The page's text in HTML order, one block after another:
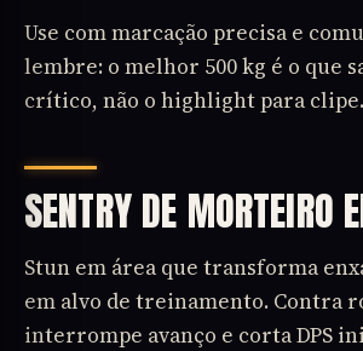
Use com marcação precisa e
lembre: o melhor 500 kg é o que
crítico, não o highlight para clipe.
SENTRY DE MORTEIRO
Stun em área que transforma
em alvo de treinamento. Contra
interrompe avanço e corta DPS